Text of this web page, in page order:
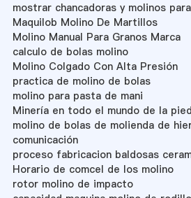
mostrar chancadoras y molinos
Maquilob Molino De Martillos
Molino Manual Para Granos Marca
calculo de bolas molino
Molino Colgado Con Alta Presión
practica de molino de bolas
molino para pasta de mani
Minería en todo el mundo de la
molino de bolas de molienda de
comunicación
proceso fabricacion baldosas
Horario de comcel de los molino
rotor molino de impacto